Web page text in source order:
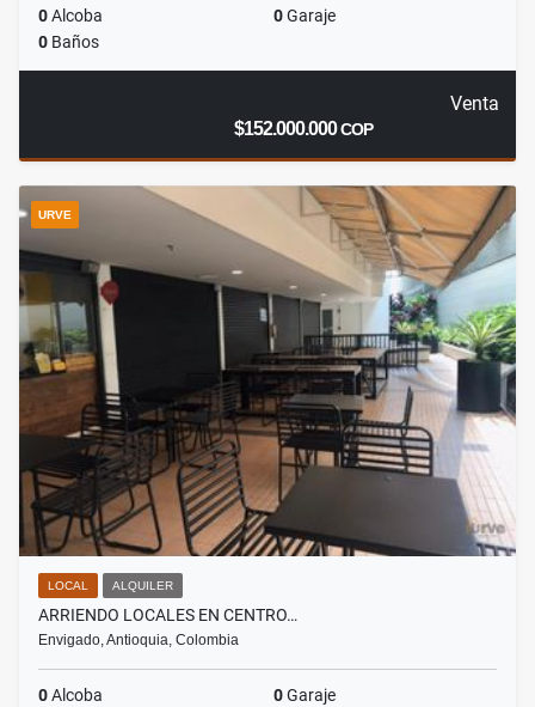
0Alcoba 0Garaje
0 Baños
Venta
$152.000.000COP
URVE
LOCAL ALQUILER
ARRIENDO LOCALES EN CENTRO…
Envigado, Antioquia, Colombia
0Alcoba 0Garaje